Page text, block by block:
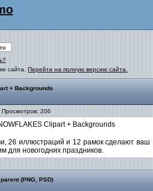
сайта. Перейти на полную версию сайта.
+ Backgrounds
206
26 иллюстраций и 12 рамок сделают ваш
для новогодних праздников.
(PNG, PSD)